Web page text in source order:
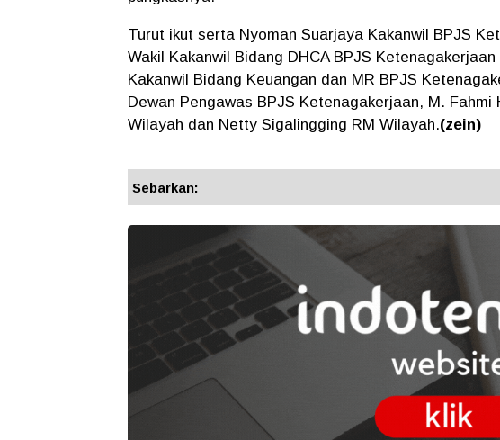
Turut ikut serta Nyoman Suarjaya Kakanwil BPJS
Wakil Kakanwil Bidang DHCA BPJS
Kakanwil Bidang Keuangan dan MR BPJS
Dewan Pengawas BPJS Ketenagakerjaan, M.
Wilayah dan Netty Sigalingging RM Wilayah.(zein)
Sebarkan: